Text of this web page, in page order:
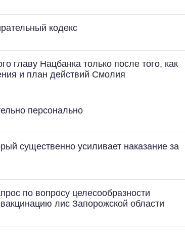
кодекс
главу Нацбанка только после того, как
и план действий Смолия
персонально
существенно усиливает наказание за
по вопросу целесообразности
лис Запорожской области